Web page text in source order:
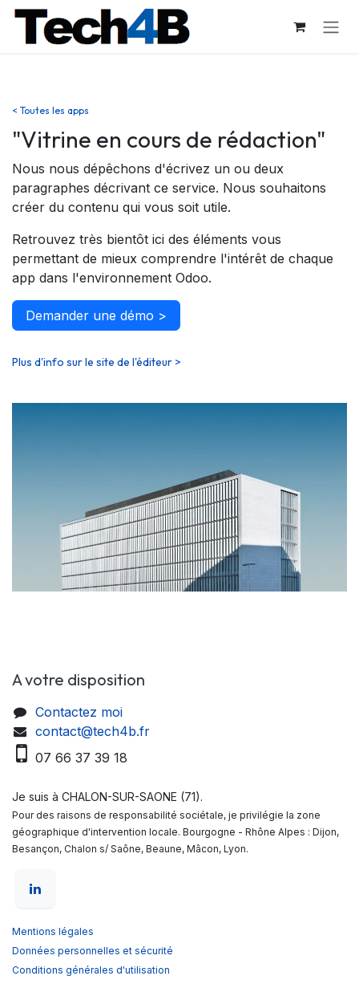
Se rendre au contenu
< Toutes les apps
"Vitrine en cours de rédaction"
Nous nous dépêchons d'écrivez un ou deux
paragraphes décrivant ce service. Nous souhaitons
créer du contenu qui vous soit utile.
Retrouvez très bientôt ici des éléments vous
permettant de mieux comprendre l'intérêt de chaque
app dans l'environnement Odoo.
Demander une démo >
Plus d'info sur le site de l'éditeur >
A votre disposition
Contactez moi
contact@tech4b.fr
07 66 37 39 18
Je suis à CHALON-SUR-SAONE (71).
Pour des raisons de responsabilité sociétale, je privilégie la zone
géographique d'intervention locale. Bourgogne - Rhône Alpes : Dijon,
Besançon, Chalon s/ Saône, Beaune, Mâcon, Lyon.
Mentions légales
Données personnelles et sécurité
Conditions générales d'utilisation